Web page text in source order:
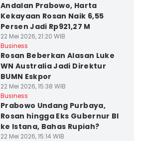
Andalan Prabowo, Harta
Kekayaan Rosan Naik 6,55
Persen Jadi Rp921,27 M
22 Mei 2026, 21:20 WIB
Business
Rosan Beberkan Alasan Luke
WN Australia Jadi Direktur
BUMN Eskpor
22 Mei 2026, 15:38 WIB
Business
Prabowo Undang Purbaya,
Rosan hingga Eks Gubernur BI
ke Istana, Bahas Rupiah?
22 Mei 2026, 15:14 WIB